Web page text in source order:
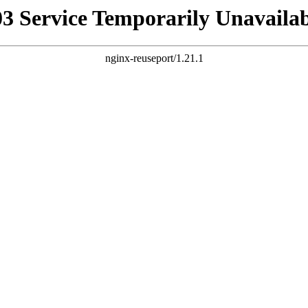
Service Temporarily
nginx-reuseport/1.21.1